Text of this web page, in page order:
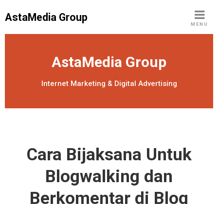
AstaMedia Group
MENU
AstaMedia Group
Internet Marketing & Digital Advertising
Cara Bijaksana Untuk
Blogwalking dan
Berkomentar di Blog